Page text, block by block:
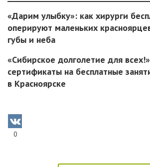
«Дарим улыбку»: как хирурги
оперируют маленьких
губы и неба
«Сибирское долголетие для
сертификаты на бесплатные
в Красноярске
0